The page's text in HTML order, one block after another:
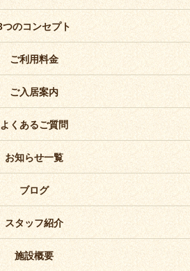
つのコンセプト
ご利用料金
ご入居案内
よくあるご質問
お知らせ一覧
ブログ
スタッフ紹介
施設概要